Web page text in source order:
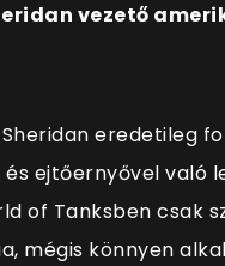
vezető
eredetileg
ejtőernyővel való
of Tanksben csak
mégis könnyen